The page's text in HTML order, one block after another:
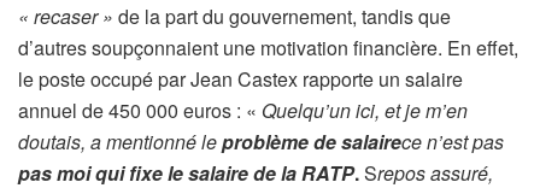
« recaser » de la part du gouvernement, tandis que
d’autres soupçonnaient une motivation financière. En effet,
le poste occupé par Jean Castex rapporte un salaire
annuel de 450 000 euros : « Quelqu’un ici, et je m’en
doutais, a mentionné leproblème de salairece n’est pas
pas moi qui fixe le salaire de la RATP.Srepos assuré,